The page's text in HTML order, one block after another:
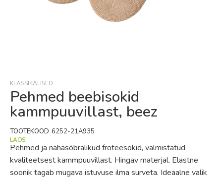
of
the
images
KLASSIKALISED
Pehmed beebisokid
kammpuuvillast, beez
Pehmed ja nahasõbralikud froteesokid, valmistatud
kvaliteetsest kammpuuvillast. Hingav materjal. Elastne
soonik tagab mugava istuvuse ilma surveta. Ideaalne valik
LAOS
TOOTEKOOD 6252-21A935